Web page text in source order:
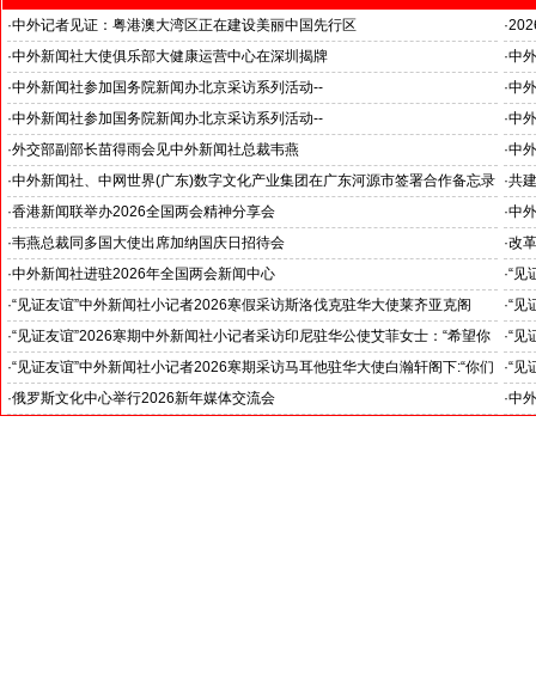
·中外记者见证：粤港澳大湾区正在建设美丽中国先行区 ·
国
·中外新闻社大使俱乐部大健康运营中心在深圳揭牌 ·中
推
·中外新闻社参加国务院新闻办北京采访系列活动--
“科技创新和产业创新”中外记者见面会
·中
见
·中外新闻社参加国务院新闻办北京采访系列活动--
小米汽车超越国际品牌
·中
北
·外交部副部长苗得雨会见中外新闻社总裁韦燕 ·中
证
·中外新闻社、中网世界(广东)数字文化产业集团在广东河源市签署合作备忘录 ·共
·香港新闻联举办2026全国两会精神分享会 ·中
对
·韦燕总裁同多国大使出席加纳国庆日招待会 ·改
--中
·中外新闻社进驻2026年全国两会新闻中心 ·“见
斯
官)”
·“见证友谊”中外新闻社小记者2026寒假采访斯洛伐克驻华大使莱齐亚克阁
下：“希望斯中两国青少年成为推动中斯关系开启新篇章”
·“见
十
·“见证友谊”2026寒期中外新闻社小记者采访印尼驻华公使艾菲女士：“希望你
们将来成为印尼和中国文化交流的使者”
·“见
奥
·“见证友谊”中外新闻社小记者2026寒期采访马耳他驻华大使白瀚轩阁下:“你们
就是中国未来的新闻发言人”
·“见
罗斯
·俄罗斯文化中心举行2026新年媒体交流会 ·中